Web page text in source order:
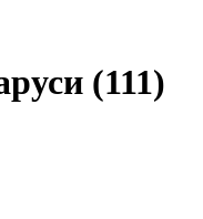
(111)